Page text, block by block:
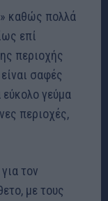
καθώς πολλά
επί
περιοχής
σαφές
γεύμα
περιοχές,
τον
με τους